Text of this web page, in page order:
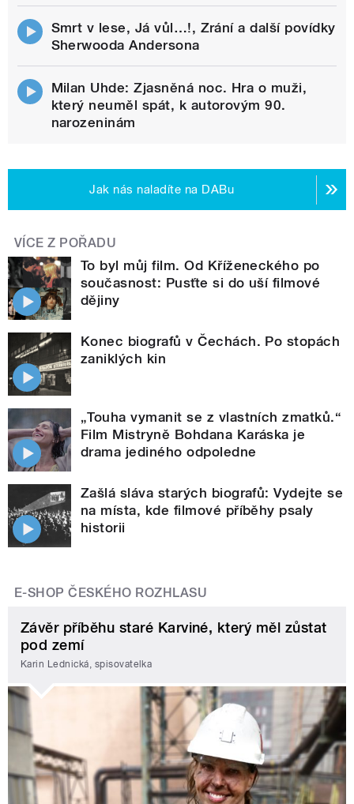
Smrt v lese, Já vůl…!, Zrání a další povídky
Sherwooda Andersona
Milan Uhde: Zjasněná noc. Hra o muži,
který neuměl spát, k autorovým 90.
narozeninám
Jak nás naladíte na DABu
VÍCE Z POŘADU
To byl můj film. Od Kříženeckého po
současnost: Pusťte si do uší filmové
dějiny
Konec biografů v Čechách. Po stopách
zaniklých kin
„Touha vymanit se z vlastních zmatků.“
Film Mistryně Bohdana Karáska je
drama jediného odpoledne
Zašlá sláva starých biografů: Vydejte se
na místa, kde filmové příběhy psaly
historii
E-SHOP ČESKÉHO ROZHLASU
Závěr příběhu staré Karviné, který měl zůstat
pod zemí
Karin Lednická, spisovatelka